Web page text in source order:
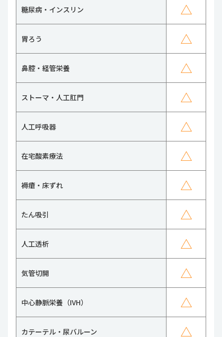
糖尿病・インスリン △
胃ろう △
鼻腔・経管栄養 △
ストーマ・人工肛門 △
人工呼吸器 △
在宅酸素療法 △
褥瘡・床ずれ △
たん吸引 △
人工透析 △
気管切開 △
中心静脈栄養（IVH） △
カテーテル・尿バルーン △